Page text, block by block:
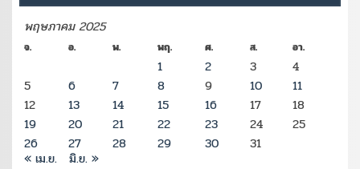
พฤษภาคม 2025
จ. อ. พ. พฤ. ศ. ส. อา.
1 2 3
4
5
6 7 8 9 10
11
12
13 14 15 16 17
18
19
20 21 22 23 24
25
26
27 28 29 30 31
« เม.ย. มิ.ย. »